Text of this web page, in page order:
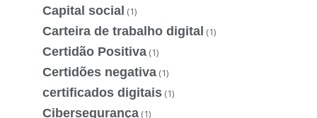
Capital social (1)
Carteira de trabalho digital (1)
Certidão Positiva (1)
Certidões negativa (1)
certificados digitais (1)
Cibersegurança (1)